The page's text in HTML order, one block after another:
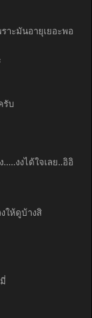
าะมันอายุเยอะพอ
รับ
งงได้ใจเลย..อิอิ
ให้ดูบ้างสิ